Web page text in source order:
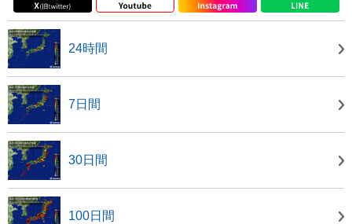
24時間
7日間
30日間
100日間